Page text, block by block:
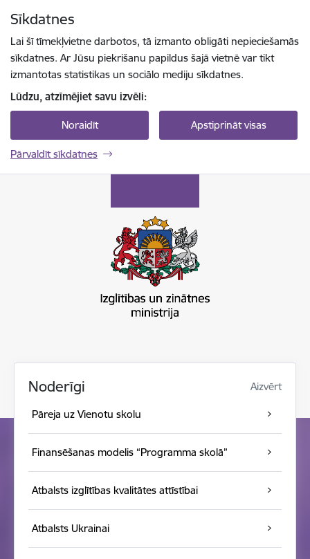
Sīkdatnes
Lai šī tīmekļvietne darbotos, tā izmanto obligāti nepieciešamās
sīkdatnes. Ar Jūsu piekrišanu papildus šajā vietnē var tikt
izmantotas statistikas un sociālo mediju sīkdatnes.
Lūdzu, atzīmējiet savu izvēli:
Noraidīt Apstiprināt visas
Pārvaldīt sīkdatnes
Noderīgi Aizvērt
Pāreja uz Vienotu skolu
Finansēšanas modelis “Programma skolā”
Atbalsts izglītības kvalitātes attīstībai
Atbalsts Ukrainai